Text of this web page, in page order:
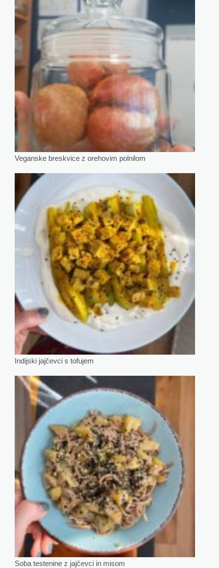
Veganske breskvice z orehovim polnilom
Indijski jajčevci s tofujem
Soba testenine z jajčevci in misom